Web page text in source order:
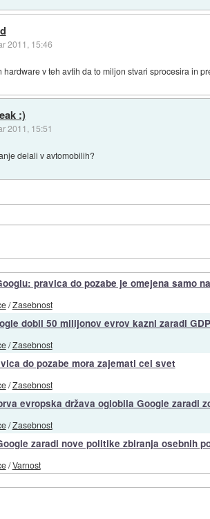
2011, 15:46
hardware v teh avtih da to miljon stvari sprocesira in
:)
2011, 15:51
delali v avtomobilih?
pravica do pozabe je omejena samo
/Zasebnost
dobil 50 milijonov evrov kazni zaradi
/Zasebnost
do pozabe mora zajemati cel svet
/Zasebnost
evropska država oglobila Google zaradi
/Zasebnost
zaradi nove politike zbiranja osebnih
/Varnost